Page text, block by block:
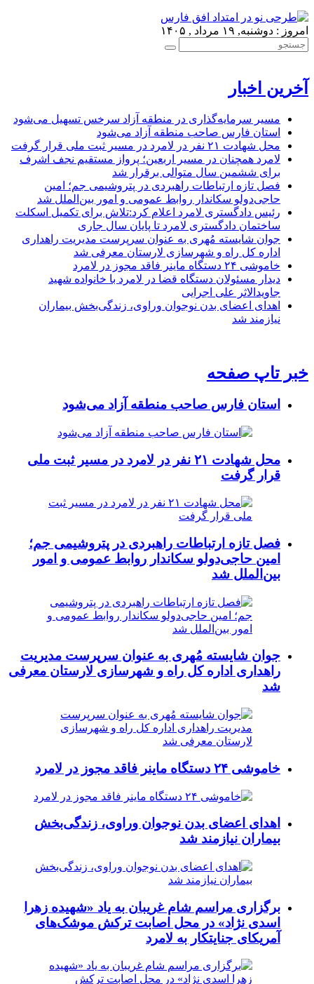
امروز : دوشنبه, ۱۹ مرداد , ۱۴۰۵
آخرین اخبار
مسیر سرمایه‌گذاری در منطقه آزاد سرخس تسهیل می‌شود
استان فارس صاحب منطقه آزاد می‌شود
محل شهادت ۲۱ نفر در لامرد در مسیر ثبت ملی قرار گرفت
لامرد همچنان در مسیر اربعین؛ پرواز مستقیم نجف اشرف
برای ششمین سال متوالی برقرار شد
فصل تازه ارتباطات راهبردی در پتروشیمی جم؛ امین
حاجی‌دولو سکاندار روابط عمومی و امور بین‌الملل شد
رئیس دادگستری لامرد اعلام کرد:تلاش برای تکمیل اسکلت
ساختمان دادگستری لامرد تا پایان سال جاری
جوان شایسته مُهری به عنوان سرپرست مدیریت راهداری
اداره کل راه و شهرسازی لارستان معرفی شد
خاموشی ۲۴ دستگاه ماینر فاقد مجوز در لامرد
دیدار مسئولان دستگاه قضا در لامرد با خانواده شهید
جاویدالاثر علی اجرایی
اهدای اعضای بدن نوجوان وراوی، زندگی‌بخش بیماران
نیازمند شد
خبر تاپ صفحه
استان فارس صاحب منطقه آزاد می‌شود
محل شهادت ۲۱ نفر در لامرد در مسیر ثبت ملی
قرار گرفت
فصل تازه ارتباطات راهبردی در پتروشیمی جم؛
امین حاجی‌دولو سکاندار روابط عمومی و امور
بین‌الملل شد
جوان شایسته مُهری به عنوان سرپرست مدیریت
راهداری اداره کل راه و شهرسازی لارستان معرفی
شد
خاموشی ۲۴ دستگاه ماینر فاقد مجوز در لامرد
اهدای اعضای بدن نوجوان وراوی، زندگی‌بخش
بیماران نیازمند شد
برگزاری مراسم شام غریبان به یاد «شهیده زهرا
اسدی نژاد» در محل اصابت ترکش موشک‌های
آمریکای جنایتکار به لامرد